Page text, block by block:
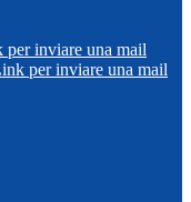
per inviare una mail
per inviare una mail